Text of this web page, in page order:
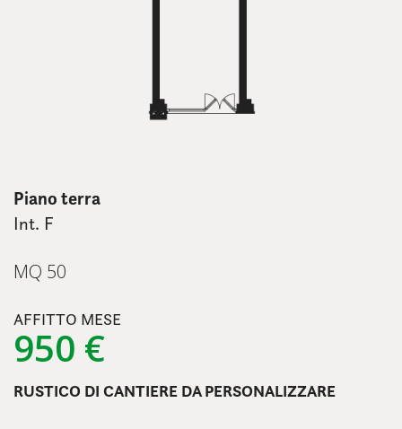
Piano terra
Int. F
MQ 50
AFFITTO MESE
950 €
RUSTICO DI CANTIERE DA PERSONALIZZARE